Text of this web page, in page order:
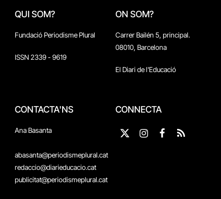
QUI SOM?
Fundació Periodisme Plural
ISSN 2339 - 9619
ON SOM?
Carrer Bailén 5, principal.
08010, Barcelona
El Diari de l'Educació
CONTACTA'NS
Ana Basanta
abasanta@periodismeplural.cat
redaccio@diarieducacio.cat
publicitat@periodismeplural.cat
CONNECTA
X
Instagram
Facebook
RSS